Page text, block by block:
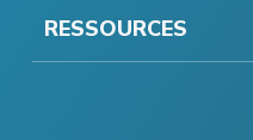
RESSOURCES